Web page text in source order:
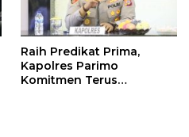
Raih Predikat Prima,
Kapolres Parimo
Komitmen Terus